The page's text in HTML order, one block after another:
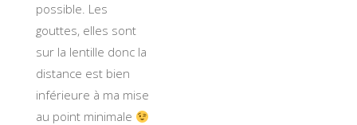
possible. Les
gouttes, elles sont
sur la lentille donc la
distance est bien
inférieure à ma mise
au point minimale